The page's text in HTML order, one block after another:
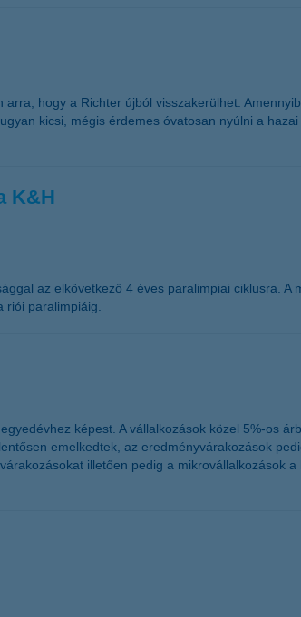
hogy a Richter újból visszakerülhet.
kicsi, mégis érdemes óvatosan nyúlni a
K&H
az elkövetkező 4 éves paralimpiai ciklusra. A
paralimpiáig.
képest. A vállalkozások közel 5%-os
emelkedtek, az eredményvárakozások
illetően pedig a mikrovállalkozások